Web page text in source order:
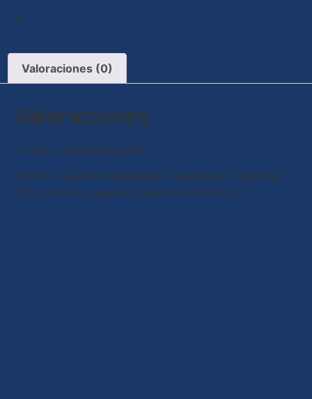
Valoraciones (0)
Valoraciones
No hay valoraciones aún.
Solo los usuarios registrados que hayan comprado
este producto pueden hacer una valoración.